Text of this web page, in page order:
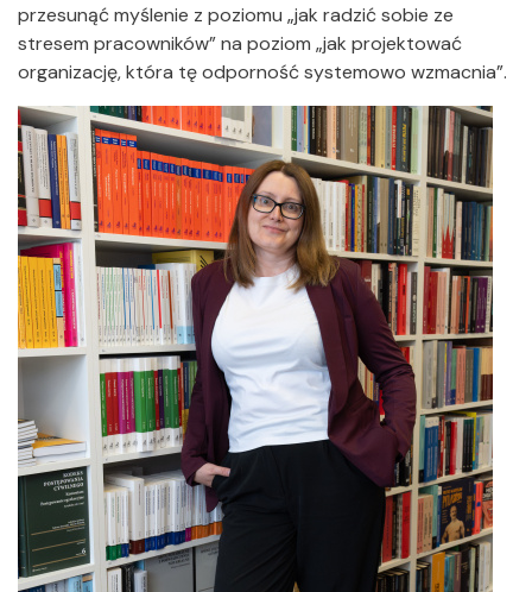
przesunąć myślenie z poziomu „jak radzić sobie ze
stresem pracowników” na poziom „jak projektować
organizację, która tę odporność systemowo wzmacnia”.